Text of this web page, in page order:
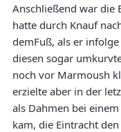
Anschließend war die
hatte durch Knauf
demFuß, als er
diesen sogar
noch vor Marmoush
erzielte aber in der
als Dahmen bei
kam, die Eintracht